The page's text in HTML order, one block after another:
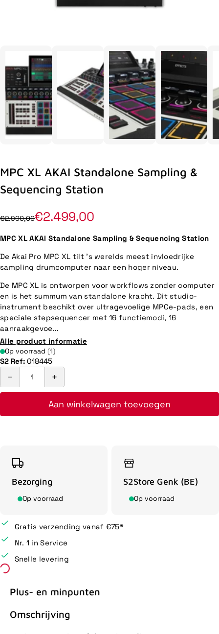
MPC XL AKAI Standalone Sampling &
Sequencing Station
€2.900,00€2.499,00
MPC XL AKAI Standalone Sampling & Sequencing Station
De Akai Pro MPC XL tilt 's werelds meest invloedrijke
sampling drumcomputer naar een hoger niveau.
De MPC XL is ontworpen voor workflows zonder computer
en is het summum van standalone kracht. Dit studio-
instrument beschikt over ultragevoelige MPCe-pads, een
speciale stepsequencer met 16 functiemodi, 16
aanraakgevoe...
Alle product informatie
Op voorraad (1)
S2 Ref: 018445
Aan winkelwagen toevoegen
Bezorging
Op voorraad
S2Store Genk (BE)
Op voorraad
Gratis verzending vanaf €75*
Nr. 1 in Service
Snelle levering
Plus- en minpunten
Omschrijving